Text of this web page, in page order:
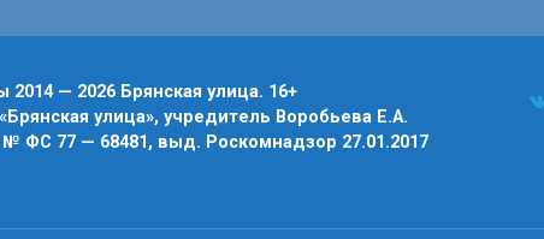
— 2026 Брянская улица. 16+
улица», учредитель Воробьева Е.А.
ФС 77 — 68481, выд. Роскомнадзор 27.01.2017